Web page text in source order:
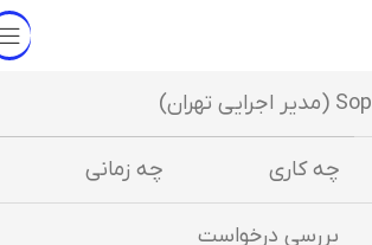
Sop (مدیر اجرایی تهران)
چه کاری چه زمانی
بررسی درخواست